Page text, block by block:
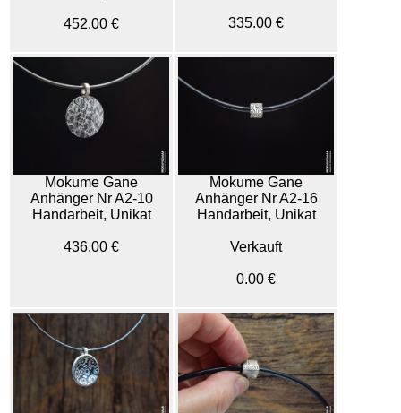
452.00 € 335.00 €
Mokume Gane
Anhänger Nr A2-10
Handarbeit, Unikat
436.00 €
Mokume Gane
Anhänger Nr A2-16
Handarbeit, Unikat
Verkauft
0.00 €